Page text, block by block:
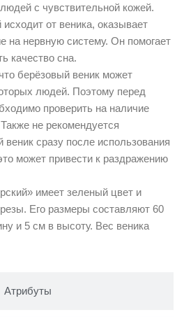
Атрибуты
с чувствительной кожей.
от веника, оказывает
на нервную систему. Он помогает
качество сна.
берёзовый веник может
людей. Поэтому перед
проверить на наличие
не рекомендуется
веник сразу после использования
может привести к раздражению
имеет зеленый цвет и
Его размеры составляют 60
и 5 см в высоту. Вес веника